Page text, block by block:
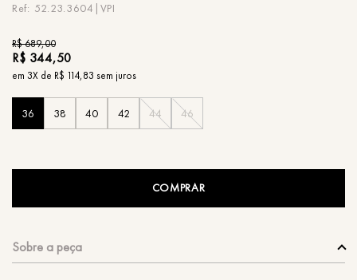
52.23.3604|VPI
R$689,00
R$ 344,50
em 3X de R$ 114,83 sem juros
36 38 40 42 44 46
COMPRAR